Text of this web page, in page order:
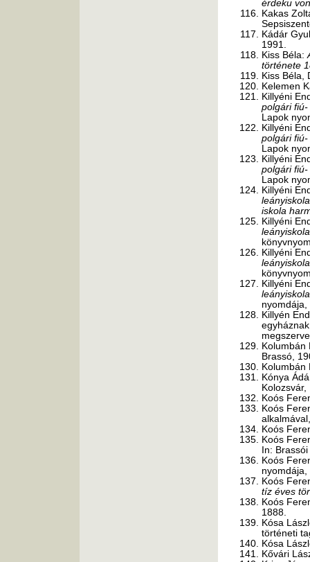
érdeku
Kakas
Kádár
1991.
Kiss Béla:
története
Kiss Béla,
Kelemen
Killyéni
polgári
Lapok
Killyéni
polgári
Lapok
Killyéni
polgári
Lapok
Killyéni
iskola
Killyéni
Killyéni
Killyéni
Killyén
Brassó,
Kónya
Kolozsvár,
Koós
Koós
Koós
Koós
In:
Koós
Koós
tíz éves
Koós
1888.
Kósa
történeti
Kósa
Kővári